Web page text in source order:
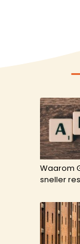
Waarom
sneller